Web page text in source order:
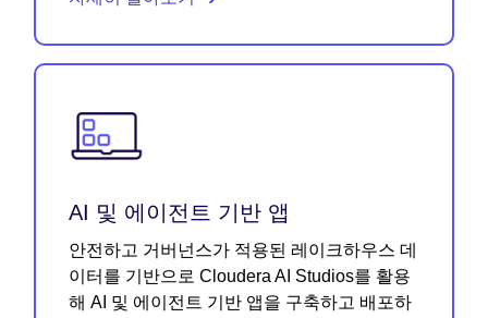
AI 및 에이전트 기반 앱
안전하고 거버넌스가 적용된 레이크하우스 데
이터를 기반으로 Cloudera AI Studios를 활용
해 AI 및 에이전트 기반 앱을 구축하고 배포하